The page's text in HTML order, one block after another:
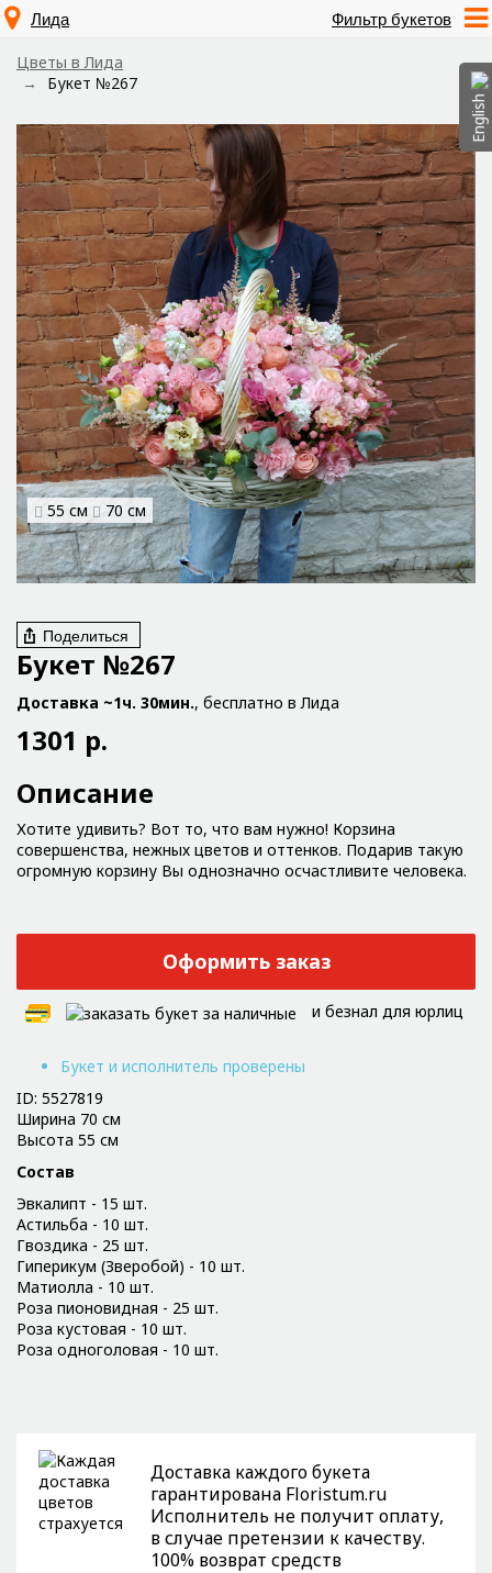
Фильтр букетов
Лида
Цветы в Лида
Букет №267
55 см 70 см
Поделиться
Букет №267
Доставка ~1ч. 30мин., бесплатно в Лида
1301 р.
Описание
Хотите удивить? Вот то, что вам нужно! Корзина
совершенства, нежных цветов и оттенков. Подарив такую
огромную корзину Вы однозначно осчастливите человека.
Оформить заказ
и безнал для юрлиц
Букет и исполнитель проверены
ID: 5527819
Ширина 70 см
Высота 55 см
Состав
Эвкалипт - 15 шт.
Астильба - 10 шт.
Гвоздика - 25 шт.
Гиперикум (Зверобой) - 10 шт.
Матиолла - 10 шт.
Роза пионовидная - 25 шт.
Роза кустовая - 10 шт.
Роза одноголовая - 10 шт.
Доставка каждого букета
гарантирована Floristum.ru
Исполнитель не получит оплату,
в случае претензии к качеству.
100% возврат средств
English